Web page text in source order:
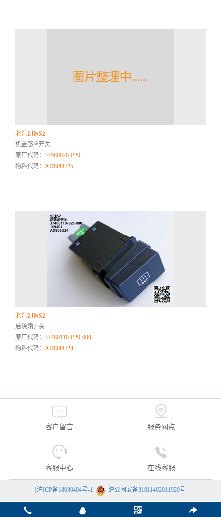
北汽幻速S2
机盖感应开关
原厂代码：37580020-B20
物料代码：AD808U25
北汽幻速S2
后除霜开关
原厂代码：37480110-B20-000
物料代码：AD808U24
客户留言 服务网点
客服中心 在线客服
沪ICP备18030404号-1 沪公网安备31011402011920号